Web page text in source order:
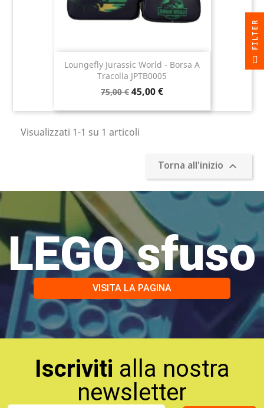
Loungefly Jurassic World - Borsa A
Tracolla JPTB0005
75,00 € 45,00 €
Visualizzati 1-1 su 1 articoli
Torna all'inizio 
LEGO sfuso
VISITA LA PAGINA
Iscriviti alla nostra
newsletter
R